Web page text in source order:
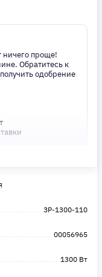
ничего проще!
Обратитесь к
одобрение
Получите то, что
ЗР-1300-110
00056965
1300 Вт